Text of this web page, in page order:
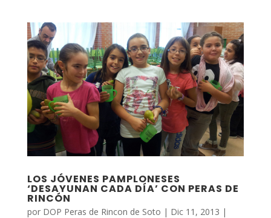
LOS JÓVENES PAMPLONESES
‘DESAYUNAN CADA DÍA’ CON PERAS DE
RINCÓN
por DOP Peras de Rincon de Soto | Dic 11, 2013 |